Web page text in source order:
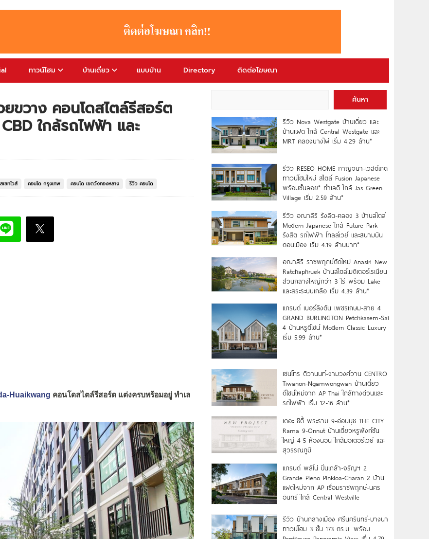
ทาวน์โฮม บ้านเดี่ยว แบบบ้าน Directory ติดต่อโฆษณา
ยขวาง คอนโดสไตล์รีสอร์ต
ใกล้รถไฟฟ้า และ
ซทไวส์ คอนโด กรุงเทพ คอนโด เขตวังทองหลาง รีวิว คอนโด
Huaikwang คอนโดสไตล์รีสอร์ต แต่งครบพร้อมอยู่ ทำเล
ค้นหา
รีวิว Nova Westgate บ้านเดี่ยว และ
บ้านแฝด ใกล้ Central Westgate และ
MRT คลองบางไผ่ เริ่ม 4.29 ล้าน*
รีวิว RESEO HOME กาญจนา-เวสต์เกต
ทาวน์โฮมใหม่ สไตล์ Fusion Japanese
พร้อมชั้นลอย* ทำเลดี ใกล้ Jas Green
Village เริ่ม 2.59 ล้าน*
รีวิว อณาสิริ รังสิต-คลอง 3 บ้านสไตล์
Modern Japanese ใกล้ Future Park
รังสิต รถไฟฟ้า โทลล์เวย์ และสนามบิน
ดอนเมือง เริ่ม 4.19 ล้านบาท*
อณาสิริ ราชพฤกษ์ตัดใหม่ Anasiri New
Ratchaphruek บ้านสไตล์เมดิเตอร์เรเนียน
ส่วนกลางใหญ่กว่า 3 ไร่ พร้อม Lake
และสระระบบเกลือ เริ่ม 4.39 ล้าน*
แกรนด์ เบอร์ลิงตัน เพชรเกษม-สาย 4
GRAND BURLINGTON Petchkasem-Sai
4 บ้านหรูดีไซน์ Modern Classic Luxury
เริ่ม 5.99 ล้าน*
เซนโทร ติวานนท์-งามวงศ์วาน CENTRO
Tiwanon-Ngamwongwan บ้านเดี่ยว
ดีไซน์ใหม่จาก AP Thai ใกล้ทางด่วนและ
รถไฟฟ้า เริ่ม 12-16 ล้าน*
เดอะ ซิตี้ พระราม 9-อ่อนนุช THE CITY
Rama 9-Onnut บ้านเดี่ยวหรูฟังก์ชัน
ใหญ่ 4-5 ห้องนอน ใกล้มอเตอร์เวย์ และ
สุวรรณภูมิ
แกรนด์ พลีโน่ ปิ่นเกล้า-จรัญฯ 2
Grande Pleno Pinkloa-Charan 2 บ้าน
แฝดใหม่จาก AP เชื่อมราชพฤกษ์-นคร
อินทร์ ใกล้ Central Westville
รีวิว บ้านกลางเมือง ศรีนครินทร์-บางนา
ทาวน์โฮม 3 ชั้น 173 ตร.ม. พร้อม